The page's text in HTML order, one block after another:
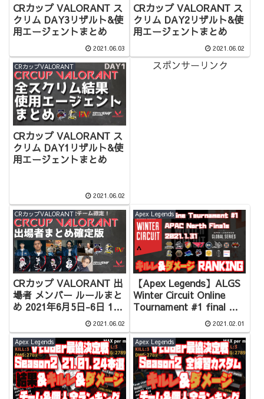
CRカップ VALORANT ス
クリム DAY3リザルト&使
用エージェントまとめ
2021.06.03
CRカップ VALORANT ス
クリム DAY2リザルト&使
用エージェントまとめ
2021.06.02
CRカップVALORANT
CRカップ VALORANT ス
クリム DAY1リザルト&使
用エージェントまとめ
2021.06.02
スポンサーリンク
CRカップVALORANT
CRカップ VALORANT 出
場者 メンバー ルールまと
め 2021年6月5日-6日 16
時から開催予定！！2021.06.02
Apex Legends
【Apex Legends】ALGS
Winter Circuit Online
Tournament #1 final 結
果 キルレ ダメージ ランキ
ング 戦績もあり! 【APAC
North 】
2021.02.01
Apex Legends Apex Legends